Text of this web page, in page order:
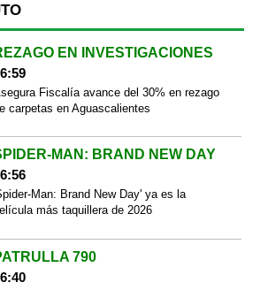
EN INVESTIGACIONES
Fiscalía avance del 30% en rezago
carpetas en Aguascalientes
MAN: BRAND NEW DAY
Man: Brand New Day' ya es la
más taquillera de 2026
790